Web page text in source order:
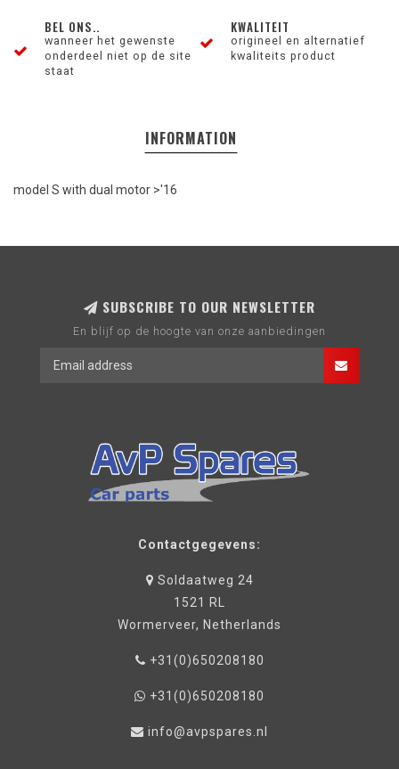
BEL ONS..
wanneer het gewenste
onderdeel niet op de site
staat
KWALITEIT
origineel en alternatief
kwaliteits product
INFORMATION
model S with dual motor >'16
SUBSCRIBE TO OUR NEWSLETTER
En blijf op de hoogte van onze aanbiedingen
Contactgegevens:
Soldaatweg 24
1521 RL
Wormerveer, Netherlands
+31(0)650208180
+31(0)650208180
info@avpspares.nl